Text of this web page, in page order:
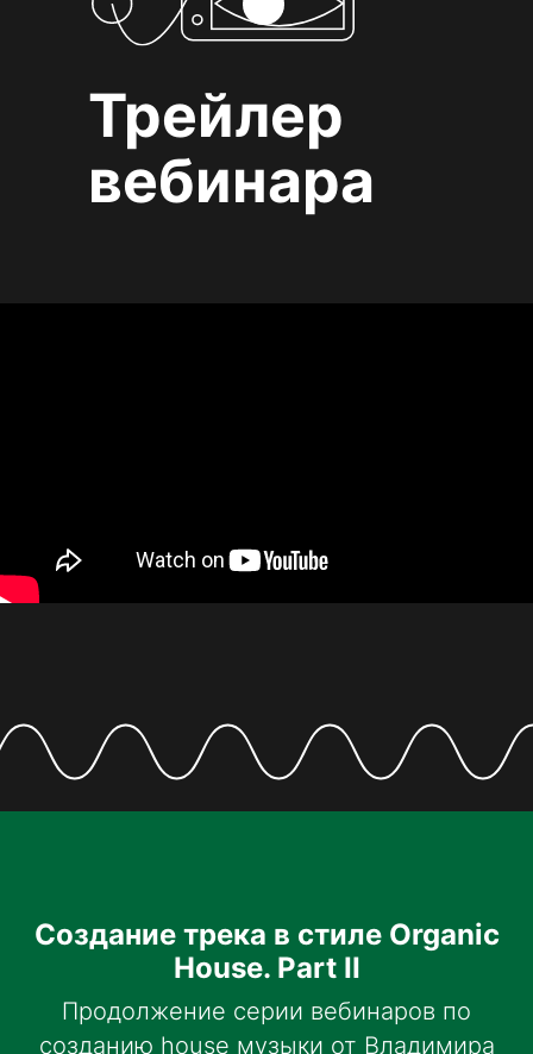
Трейлер
вебинара
Создание трека в стиле Organic
House. Part II
Продолжение серии вебинаров по
созданию house музыки от Владимира